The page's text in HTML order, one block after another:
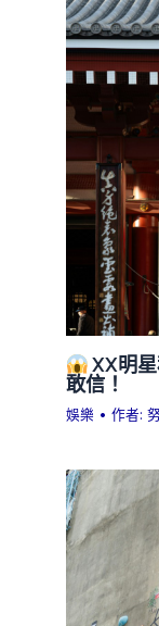
XX明
敢信！
娛樂 • 作者: